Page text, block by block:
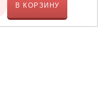
В КОРЗИНУ